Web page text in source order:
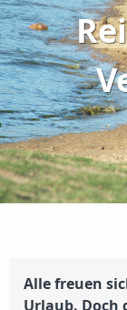
Alle freuen
Urlaub. Doch